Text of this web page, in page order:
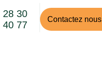
28 30
40 77
Contactez nous